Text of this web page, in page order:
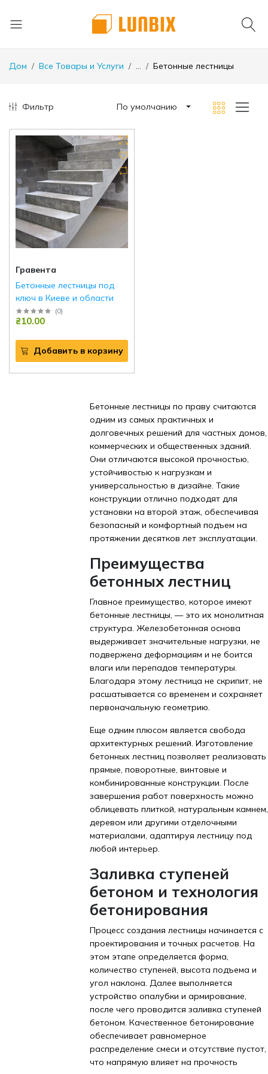
Дом Все Товары и Услуги ... Бетонные лестницы
Фильтр По умолчанию
Гравента
Бетонные лестницы под
ключ в Киеве и области
(0)
₴10.00
Добавить в корзину
Бетонные лестницы по праву считаются
одним из самых практичных и
долговечных решений для частных домов,
коммерческих и общественных зданий.
Они отличаются высокой прочностью,
устойчивостью к нагрузкам и
универсальностью в дизайне. Такие
конструкции отлично подходят для
установки на второй этаж, обеспечивая
безопасный и комфортный подъем на
протяжении десятков лет эксплуатации.
Преимущества
бетонных лестниц
Главное преимущество, которое имеют
бетонные лестницы, — это их монолитная
структура. Железобетонная основа
выдерживает значительные нагрузки, не
подвержена деформациям и не боится
влаги или перепадов температуры.
Благодаря этому лестница не скрипит, не
расшатывается со временем и сохраняет
первоначальную геометрию.
Еще одним плюсом является свобода
архитектурных решений. Изготовление
бетонных лестниц позволяет реализовать
прямые, поворотные, винтовые и
комбинированные конструкции. После
завершения работ поверхность можно
облицевать плиткой, натуральным камнем,
деревом или другими отделочными
материалами, адаптируя лестницу под
любой интерьер.
Заливка ступеней
бетоном и технология
бетонирования
Процесс создания лестницы начинается с
проектирования и точных расчетов. На
этом этапе определяется форма,
количество ступеней, высота подъема и
угол наклона. Далее выполняется
устройство опалубки и армирование,
после чего проводится заливка ступеней
бетоном. Качественное бетонирование
обеспечивает равномерное
распределение смеси и отсутствие пустот,
что напрямую влияет на прочность